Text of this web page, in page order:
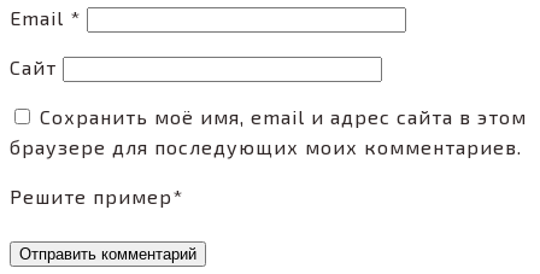
Email *
Сайт
Сохранить моё имя, email и адрес сайта в этом
браузере для последующих моих комментариев.
Решите пример*